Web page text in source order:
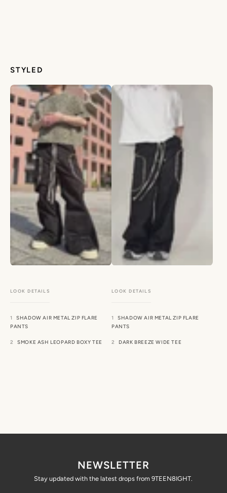
STYLED
SHADOW AIR METAL ZIP FLARE
PANTS
SMOKE ASH LEOPARD BOXY TEE
SHADOW AIR METAL ZIP FLARE
PANTS
DARK BREEZE WIDE TEE
NEWSLETTER
Stay updated with the latest drops from 9TEEN8IGHT.